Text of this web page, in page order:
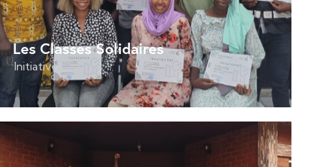
Les Classes Solidaires
Initiative